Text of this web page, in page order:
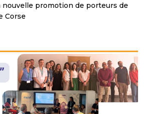
nouvelle promotion de porteurs de
Corse